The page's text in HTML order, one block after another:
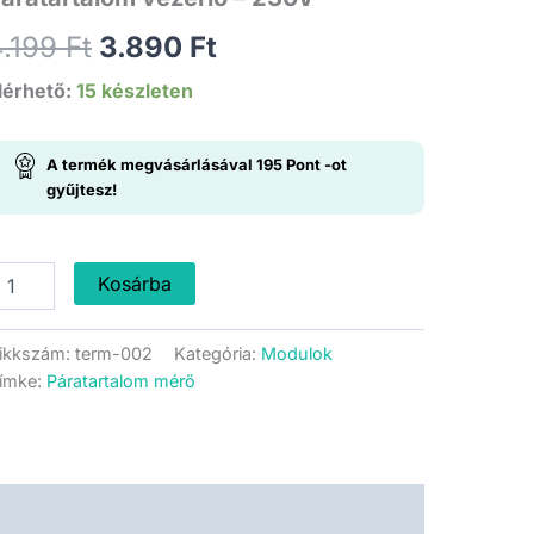
Ft Original
price
was:
4.199 Ft.
3.890 Ft
is:
15 készleten
A termék megvásárlásával 195Pont-ot
gyűjtesz!
Kosárba
term-002 Kategória: Modulok
Páratartalom mérő